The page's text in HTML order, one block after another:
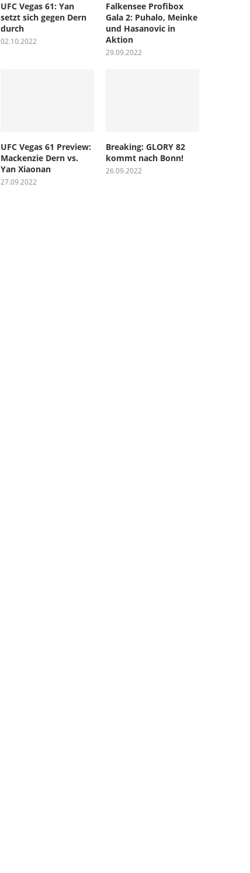
UFC Vegas 61: Yan
setzt sich gegen Dern
durch
02.10.2022
Falkensee Profibox
Gala 2: Puhalo, Meinke
und Hasanovic in
Aktion
29.09.2022
UFC Vegas 61 Preview:
Mackenzie Dern vs.
Yan Xiaonan
27.09.2022
Breaking: GLORY 82
kommt nach Bonn!
26.09.2022